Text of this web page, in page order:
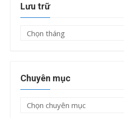
Lưu trữ
Lưu
Chuyên mục
Chuyên